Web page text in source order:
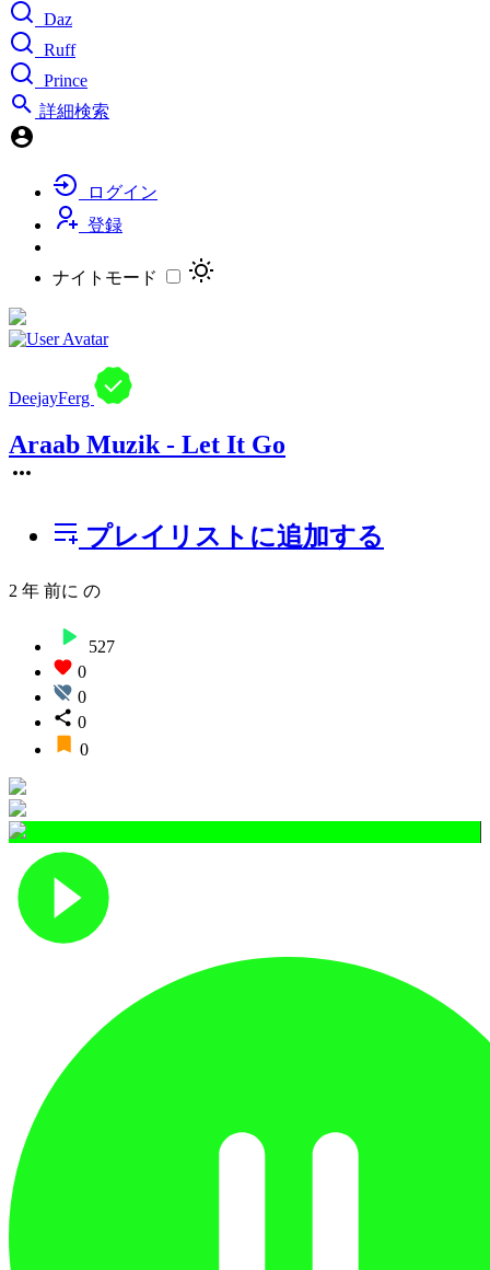
Daz
Ruff
Prince
詳細検索
ログイン
登録
ナイトモード
DeejayFerg
Araab Muzik - Let It Go
プレイリストに追加する
2 年 前に の
527
0
0
0
0